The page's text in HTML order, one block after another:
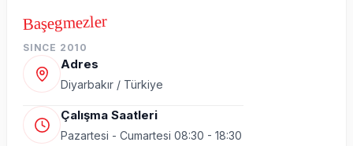
Başegmezler
SINCE 2010
Adres
Diyarbakır / Türkiye
Çalışma Saatleri
Pazartesi - Cumartesi 08:30 - 18:30